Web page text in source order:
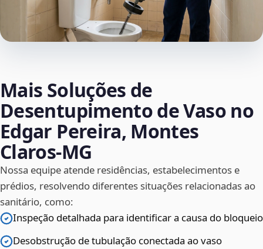
Mais Soluções de
Desentupimento de Vaso no
Edgar Pereira, Montes
Claros‑MG
Nossa equipe atende residências, estabelecimentos e
prédios, resolvendo diferentes situações relacionadas ao
sanitário, como:
Inspeção detalhada para identificar a causa do bloqueio
Desobstrução de tubulação conectada ao vaso